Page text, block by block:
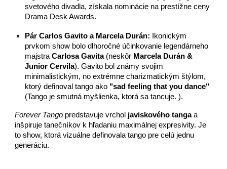
svetového divadla, získala nominácie na prestížne ceny
Drama Desk Awards.
Pár Carlos Gavito a Marcela Durán: Ikonickým
prvkom show bolo dlhoročné účinkovanie legendárneho
majstraCarlosa Gavita(neskôr Marcela Durán &
Junior Cervila). Gavito bol známy svojim
minimalistickým, no extrémne charizmatickým štýlom,
ktorý definoval tango ako "sad feeling that you dance"
(Tango je smutná myšlienka, ktorá sa tancuje.).
Forever Tango predstavuje vrchol javiskového tangaa
inšpiruje tanečníkov k hľadaniu maximálnej expresivity. Je
to show, ktorá vizuálne definovala tango pre celú jednu
generáciu.